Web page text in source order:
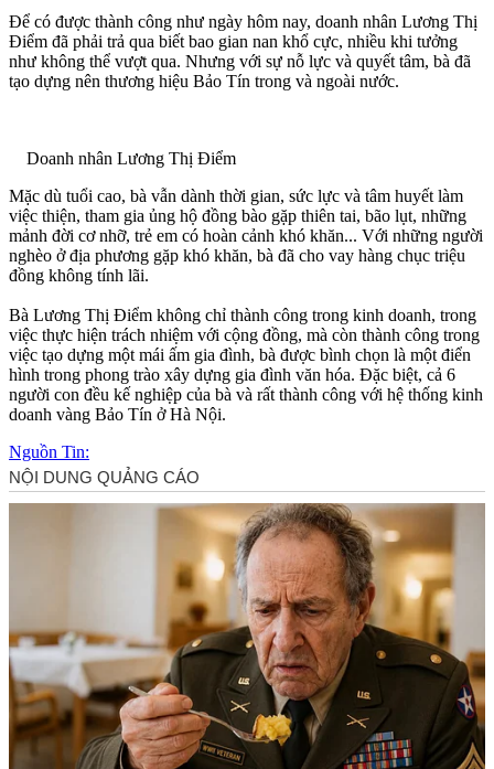
Để có được thành công như ngày hôm nay, doanh nhân Lương Thị
Điểm đã phải trả qua biết bao gian nan khổ cực, nhiều khi tưởng
như không thể vượt qua. Nhưng với sự nỗ lực và quyết tâm, bà đã
tạo dựng nên thương hiệu Bảo Tín trong và ngoài nước.
Doanh nhân Lương Thị Điểm
Mặc dù tuổi cao, bà vẫn dành thời gian, sức lực và tâm huyết làm
việc thiện, tham gia ủng hộ đồng bào gặp thiên tai, bão lụt, những
mảnh đời cơ nhỡ, trẻ em có hoàn cảnh khó khăn... Với những người
nghèo ở địa phương gặp khó khăn, bà đã cho vay hàng chục triệu
đồng không tính lãi.
Bà Lương Thị Điểm không chỉ thành công trong kinh doanh, trong
việc thực hiện trách nhiệm với cộng đồng, mà còn thành công trong
việc tạo dựng một mái ấm gia đình, bà được bình chọn là một điển
hình trong phong trào xây dựng gia đình văn hóa. Đặc biệt, cả 6
người con đều kế nghiệp của bà và rất thành công với hệ thống kinh
doanh vàng Bảo Tín ở Hà Nội.
Nguồn Tin: